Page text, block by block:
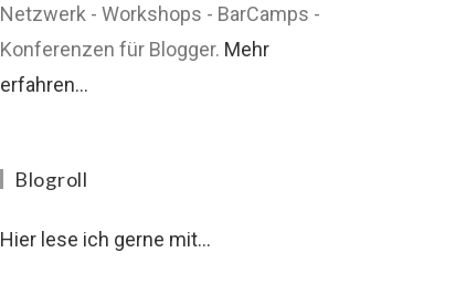
Netzwerk - Workshops - BarCamps -
Konferenzen für Blogger. Mehr
erfahren...
Blogroll
Hier lese ich gerne mit...